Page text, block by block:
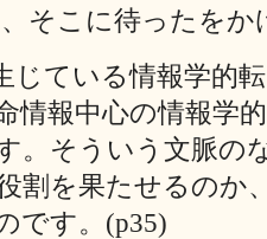
そこに待ったをか
じている情報学的
情報中心の情報学
。そういう文脈の
割を果たせるのか
です。(p35)